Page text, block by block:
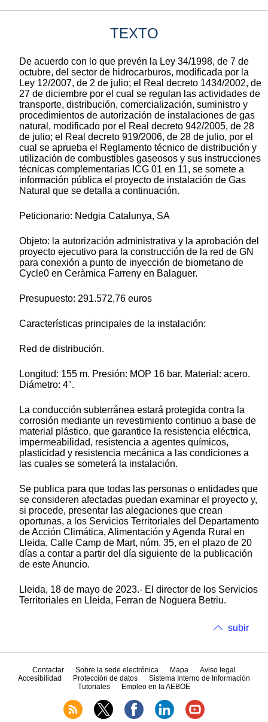
TEXTO
De acuerdo con lo que prevén la Ley 34/1998, de 7 de
octubre, del sector de hidrocarburos, modificada por la
Ley 12/2007, de 2 de julio; el Real decreto 1434/2002, de
27 de diciembre por el cual se regulan las actividades de
transporte, distribución, comercialización, suministro y
procedimientos de autorización de instalaciones de gas
natural, modificado por el Real decreto 942/2005, de 28
de julio; el Real decreto 919/2006, de 28 de julio, por el
cual se aprueba el Reglamento técnico de distribución y
utilización de combustibles gaseosos y sus instrucciones
técnicas complementarias ICG 01 en 11, se somete a
información pública el proyecto de instalación de Gas
Natural que se detalla a continuación.
Peticionario: Nedgia Catalunya, SA
Objeto: la autorización administrativa y la aprobación del
proyecto ejecutivo para la construcción de la red de GN
para conexión a punto de inyección de biometano de
Cycle0 en Ceràmica Farreny en Balaguer.
Presupuesto: 291.572,76 euros
Características principales de la instalación:
Red de distribución.
Longitud: 155 m. Presión: MOP 16 bar. Material: acero.
Diámetro: 4".
La conducción subterránea estará protegida contra la
corrosión mediante un revestimiento continuo a base de
material plástico, que garantice la resistencia eléctrica,
impermeabilidad, resistencia a agentes químicos,
plasticidad y resistencia mecánica a las condiciones a
las cuales se someterá la instalación.
Se publica para que todas las personas o entidades que
se consideren afectadas puedan examinar el proyecto y,
si procede, presentar las alegaciones que crean
oportunas, a los Servicios Territoriales del Departamento
de Acción Climática, Alimentación y Agenda Rural en
Lleida, Calle Camp de Mart, núm. 35, en el plazo de 20
días a contar a partir del día siguiente de la publicación
de este Anuncio.
Lleida, 18 de mayo de 2023.- El director de los Servicios
Territoriales en Lleida, Ferran de Noguera Betriu.
subir
Contactar Sobre la sede electrónica Mapa
Aviso legal
Accesibilidad
Protección de datos
Sistema Interno de Información
Tutoriales
Empleo en la AEBOE